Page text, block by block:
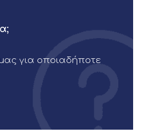
για οποιαδήποτε